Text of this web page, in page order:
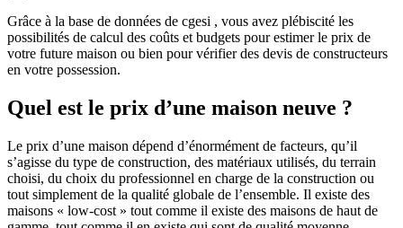
Grâce à la base de données de cgesi , vous avez plébiscité les
possibilités de calcul des coûts et budgets pour estimer le prix de
votre future maison ou bien pour vérifier des devis de constructeurs
en votre possession.
Quel est le prix d’une maison neuve ?
Le prix d’une maison dépend d’énormément de facteurs, qu’il
s’agisse du type de construction, des matériaux utilisés, du terrain
choisi, du choix du professionnel en charge de la construction ou
tout simplement de la qualité globale de l’ensemble. Il existe des
maisons « low-cost » tout comme il existe des maisons de haut de